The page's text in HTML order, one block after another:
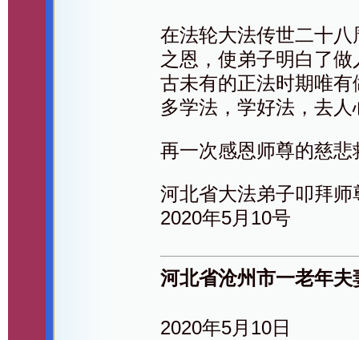
在法轮大法传世二十
之恩，使弟子明白了
古未有的正法时期唯
多学法，学好法，去
再一次感恩师尊的慈
河北省大法弟子叩拜师
2020年5月10号
河北省沧州市一老年
2020年5月10日